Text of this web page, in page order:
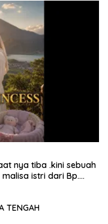
nya tiba .kini sebuah
istri dari Bp.
TENGAH